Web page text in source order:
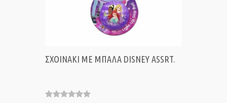
ΣΧΟΙΝΑΚΙ ΜΕ ΜΠΑΛΑ DISNEY ASSRT.